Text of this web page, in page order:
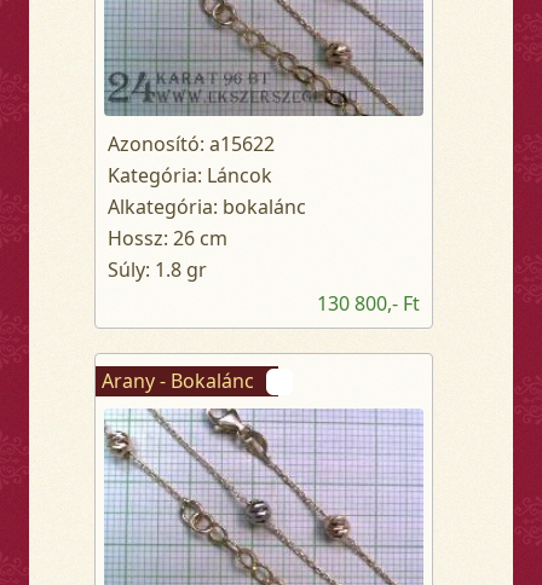
Azonosító: a15622
Kategória: Láncok
Alkategória: bokalánc
Hossz: 26 cm
Súly: 1.8 gr
130 800,- Ft
Arany - Bokalánc